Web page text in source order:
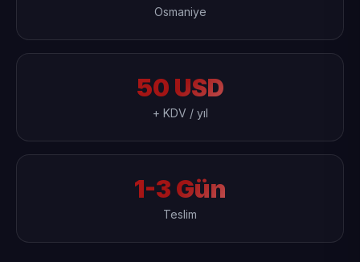
Osmaniye
50 USD
+ KDV / yıl
1-3 Gün
Teslim